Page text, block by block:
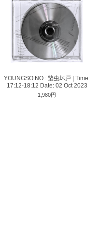
YOUNGSO NO : 蟄​虫​坏​戸 | Time:
17​:​12​-​18​:​12 Date: 02 Oct 2023
1,980円